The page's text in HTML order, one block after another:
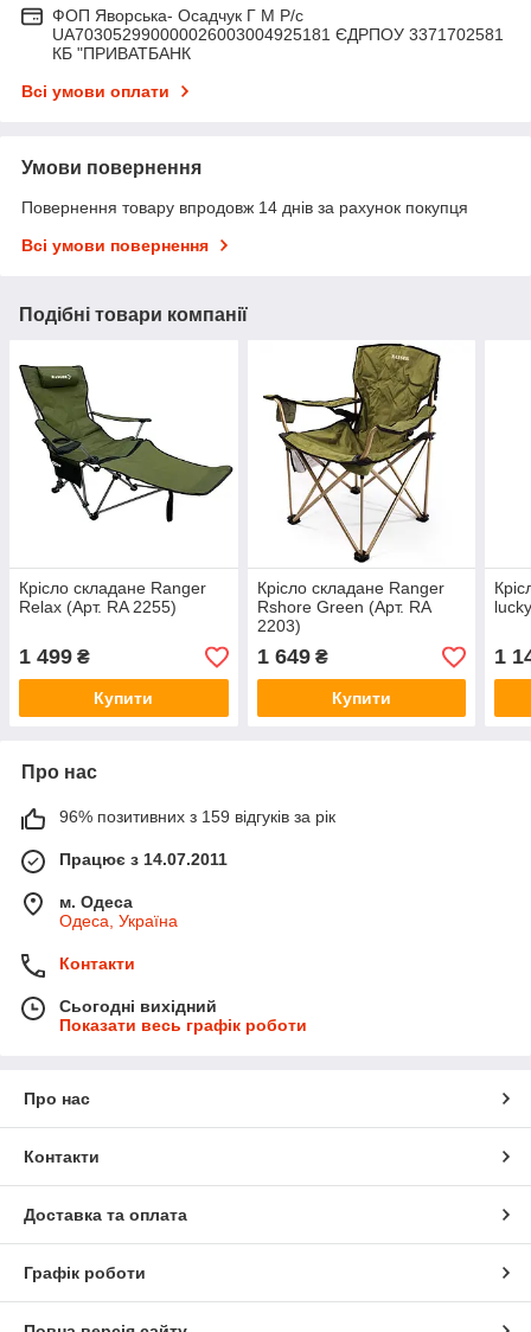
ФОП Яворська- Осадчук Г М Р/c
UA703052990000026003004925181 ЄДРПОУ 3371702581
КБ "ПРИВАТБАНК
Всі умови оплати
Умови повернення
Повернення товару впродовж 14 днів за рахунок покупця
Всі умови повернення
Подібні товари компанії
Крісло складане Ranger
Relax (Арт. RA 2255)
1 499 ₴
Купити
Крісло складане Ranger
Rshore Green (Арт. RA
2203)
1 649₴
Купити
1
Про нас
96% позитивних з 159 відгуків за рік
Працює з 14.07.2011
м. Одеса
Одеса, Україна
Контакти
Сьогодні вихідний
Показати весь графік роботи
Про нас
Контакти
Доставка та оплата
Графік роботи